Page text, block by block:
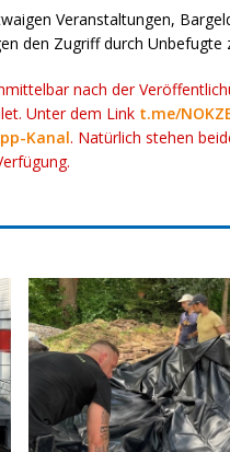
Veranstaltungen,
den Zugriff durch Unbefugte
nach der
Unter dem Link t.me/
Kanal. Natürlich stehen